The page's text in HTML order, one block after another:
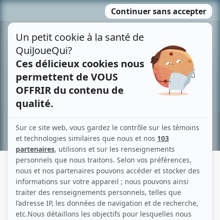
MENU
contenu
Recherche avancée »
CASSANDRA LUSSIER
Liens
Fiche de Cassandra Lussier sur Showbizz.net